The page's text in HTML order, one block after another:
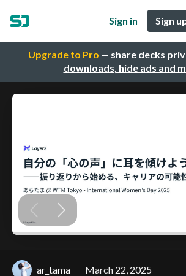
Upgrade to Pro — share decks
downloads, hide ads and
Sign in Sign
ar_tama March 22, 2025